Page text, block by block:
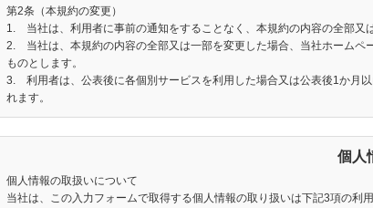
第2条（本規約の変更）
1. 当社は、利用者に事前の通知をすることなく、本規約の内容の全部又
2. 当社は、本規約の内容の全部又は一部を変更した場合、当社ホームペ
ものとします。
3. 利用者は、公表後に各個別サービスを利用した場合又は公表後1か月
れます。
4. 当社は、本規約の変更により利用者に生じた損害について、一切責任
⑴ 「利用者」とは、当社所定の手続きに従い、本規約及び当社が別途定
用者登録した者をいいます。
個人
個人情報の取扱いについて
当社は、この入力フォームで取得する個人情報の取り扱いは下記3項の利